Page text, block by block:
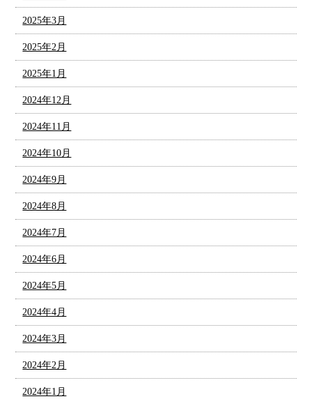
2025年3月
2025年2月
2025年1月
2024年12月
2024年11月
2024年10月
2024年9月
2024年8月
2024年7月
2024年6月
2024年5月
2024年4月
2024年3月
2024年2月
2024年1月